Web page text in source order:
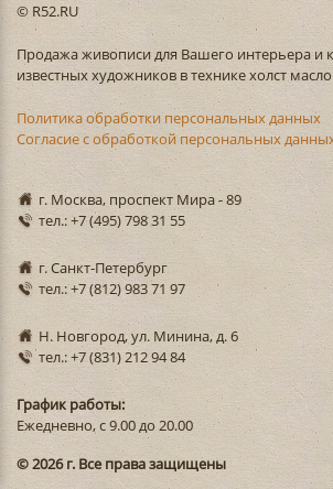
© R52.RU
Продажа живописи для Вашего интерьера и
известных художников в технике холст
Политика обработки персональных данных
Согласие с обработкой персональных
г. Москва, проспект Мира - 89
тел.: +7 (495) 798 31 55
г. Санкт-Петербург
тел.: +7 (812) 983 71 97
Н. Новгород, ул. Минина, д. 6
тел.: +7 (831) 212 94 84
График работы:
Ежедневно, с 9.00 до 20.00
© 2026 г. Все права защищены